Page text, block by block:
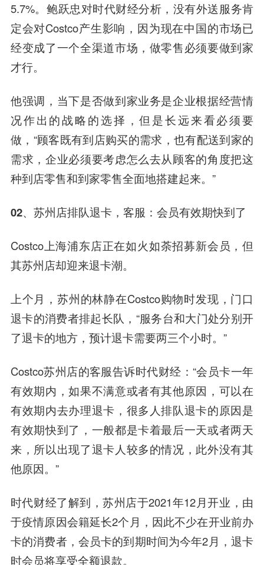
5.7%。鲍跃忠对时代财经分析，没有外送服务肯
定会对Costco产生影响，因为现在中国的市场已
经变成了一个全渠道市场，做零售必须要做到家
才行。
他强调，当下是否做到家业务是企业根据经营情
况作出的战略的选择，但是长远来看必须要
做，“顾客既有到店购买的需求，也有配送到家的
需求，企业必须要考虑怎么去从顾客的角度把这
种到店零售和到家零售全面地搭建起来。”
02、苏州店排队退卡，客服：会员有效期快到了
Costco上海浦东店正在如火如荼招募新会员，但
其苏州店却迎来退卡潮。
上个月，苏州的林静在Costco购物时发现，门口
退卡的消费者排起长队，“服务台和大门处分别开
了退卡的地方，预计退卡需要两三个小时。”
Costco苏州店的客服告诉时代财经：“会员卡一年
有效期内，如果不满意或者有其他原因，可以在
有效期内去办理退卡，很多人排队退卡的原因是
有效期快到了，一般都是卡着最后一天或者两天
来，所以出现了退卡人较多的情况，此外没有其
他原因。”
时代财经了解到，苏州店于2021年12月开业，由
于疫情原因会籍延长2个月，因此不少在开业前办
卡的消费者，会员卡的到期时间为今年2月，退卡
时会员将享受全额退款。